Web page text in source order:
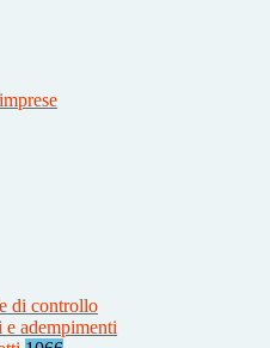
di controllo
adempimenti